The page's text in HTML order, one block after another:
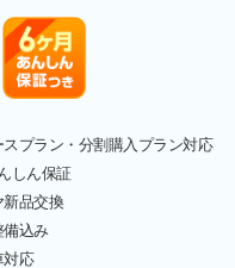
プラン・分割購入プラン対応
しん保証
品交換
備込み
対応